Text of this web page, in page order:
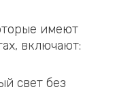
имеют
включают:
свет без